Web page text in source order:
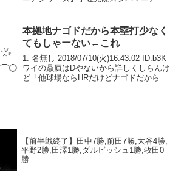
本拠地ナゴドだから本塁打少なく
てもしゃーない←これ
1: 名無し 2018/07/10(火)16:43:02 ID:b3K
ワイの贔屓はDやないから詳しくしらんけ
ど「他球場ならHRだけどナゴドだからフ
【前半戦終了】田中7勝,前田7勝,大谷4勝,
平野2勝,田澤1勝,ダルビッシュ1勝,牧田0
勝